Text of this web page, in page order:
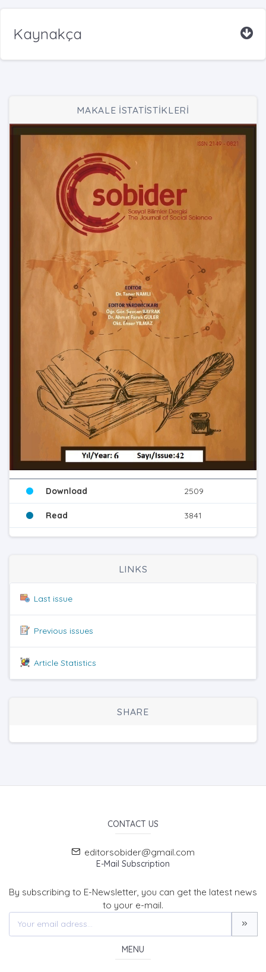
Kaynakça
MAKALE İSTATİSTİKLERİ
Download 2509
Read 3841
LINKS
Last issue
Previous issues
Article Statistics
SHARE
CONTACT US
editorsobider@gmail.com
E-Mail Subscription
By subscribing to E-Newsletter, you can get the latest news
to your e-mail.
MENU